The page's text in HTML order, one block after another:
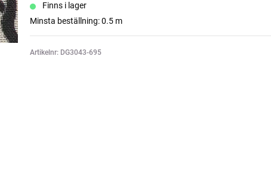
Finns i lager
Minsta beställning: 0.5 m
Artikelnr: DG3043-695